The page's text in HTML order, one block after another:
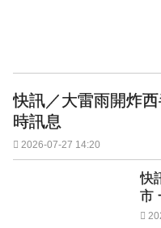
快訊／大雷雨開炸
時訊息
2026-07-27 14:20
快
市